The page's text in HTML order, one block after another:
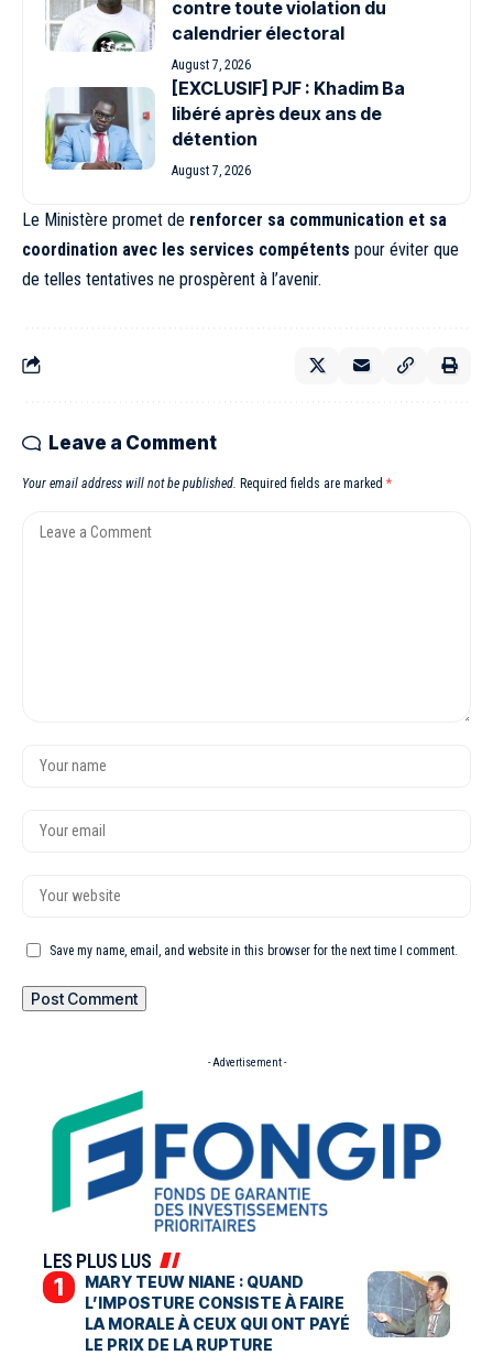
contre toute violation du
calendrier électoral
August 7, 2026
[EXCLUSIF] PJF : Khadim Ba
libéré après deux ans de
détention
August 7, 2026
Le Ministère promet de renforcer sa communication et sa
coordination avec les services compétents pour éviter que
de telles tentatives ne prospèrent à l’avenir.
Leave a Comment
Your email address will not be published. Required fields are marked *
Save my name, email, and website in this browser for the next time I comment.
- Advertisement -
LES PLUS LUS
MARY TEUW NIANE : QUAND
L’IMPOSTURE CONSISTE À FAIRE
LA MORALE À CEUX QUI ONT PAYÉ
LE PRIX DE LA RUPTURE